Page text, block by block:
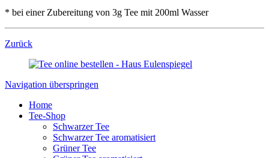
* bei einer Zubereitung von 3g Tee mit 200ml Wasser
Zurück
Navigation überspringen
Home
Tee-Shop
Schwarzer Tee
Schwarzer Tee aromatisiert
Grüner Tee